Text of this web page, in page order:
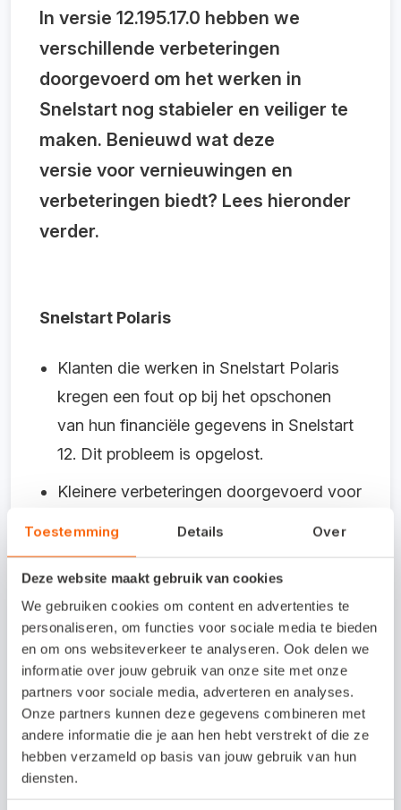
Toestemming Details Over
Deze website maakt gebruik van cookies
We gebruiken cookies om content en advertenties te
personaliseren, om functies voor sociale media te bieden
en om ons websiteverkeer te analyseren. Ook delen we
informatie over jouw gebruik van onze site met onze
partners voor sociale media, adverteren en analyses.
Onze partners kunnen deze gegevens combineren met
andere informatie die je aan hen hebt verstrekt of die ze
hebben verzameld op basis van jouw gebruik van hun
diensten.
In versie 12.195.17.0 hebben we
verschillende verbeteringen
doorgevoerd om het werken in
Snelstart nog stabieler en veiliger te
maken. Benieuwd wat deze
versie voor vernieuwingen en
verbeteringen biedt? Lees hieronder
verder.
Snelstart Polaris
Klanten die werken in Snelstart Polaris
kregen een fout op bij het opschonen
van hun financiële gegevens in Snelstart
12. Dit probleem is opgelost.
Kleinere verbeteringen doorgevoerd voor
Bankkoppelingen
De foutieve link in de melding bij het
aanmaken van een bankkoppeling is
aangepast.
Europese SEPA-regelgeving